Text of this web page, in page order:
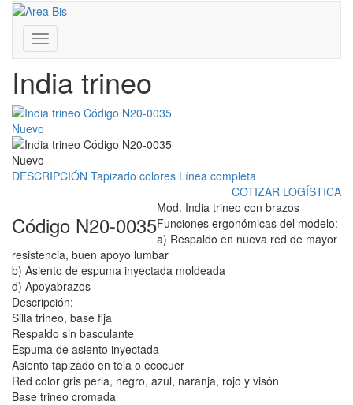
Toggle
navigation
Inicio / Presentación de la fábrica N20
India trineo
Nuevo
Nuevo
DESCRIPCIÓN Tapizado colores Línea completa
COTIZAR LOGÍSTICA
Código N20-0035
Mod. India trineo con brazos
Funciones ergonómicas del modelo:
a) Respaldo en nueva red de mayor
resistencia, buen apoyo lumbar
b) Asiento de espuma inyectada moldeada
d) Apoyabrazos
Descripción:
Silla trineo, base fija
Respaldo sin basculante
Espuma de asiento inyectada
Asiento tapizado en tela o ecocuer
Red color gris perla, negro, azul, naranja, rojo y visón
Base trineo cromada